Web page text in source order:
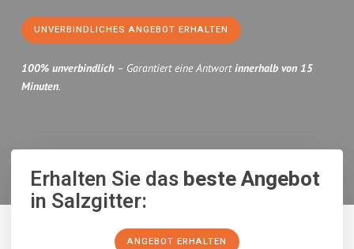
UNVERBINDLICHES ANGEBOT ERHALTEN
100% unverbindlich – Garantiert eine Antwortinnerhalb von 15
Minuten.
Erhalten Sie dasbeste Angebot
in Salzgitter:
ANGEBOT ERHALTEN